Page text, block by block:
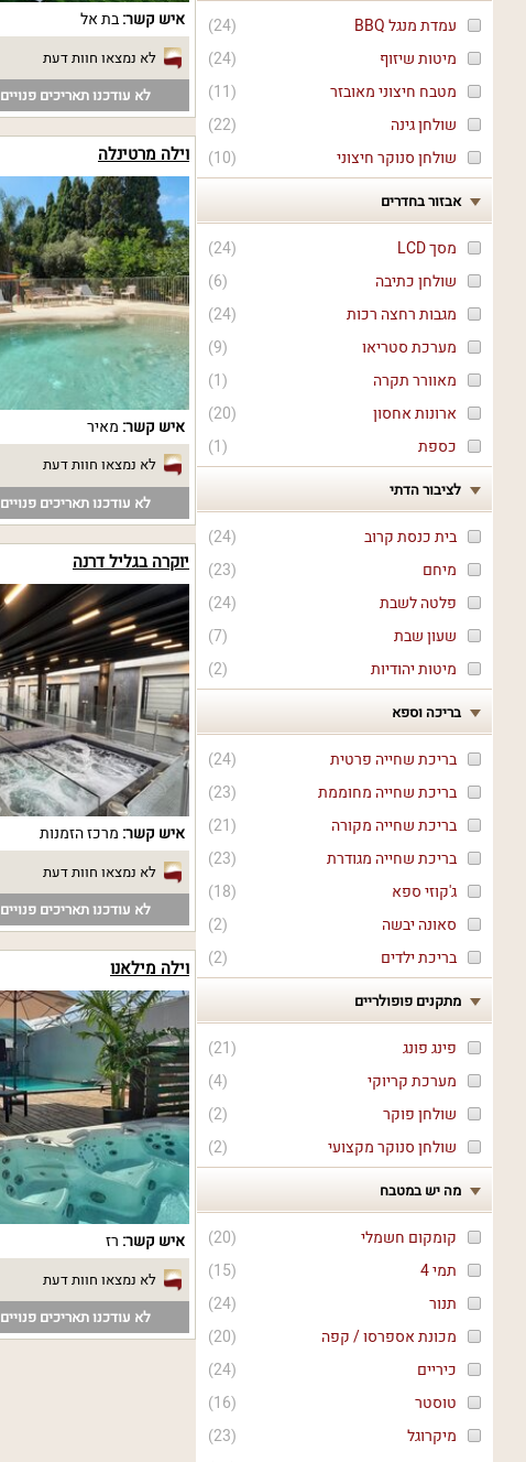
(
24
)
עמדת מנגל BBQ
(
24
)
מיטות שיזוף
(
11
)
מטבח חיצוני מאובזר
(
22
)
שולחן גינה
(
10
) שולחן סנוקר חיצוני
אבזור בחדרים
(
24
)
מסך LCD
(
6
)
שולחן כתיבה
(
24
)
מגבות רחצה רכות
(
9
)
מערכת סטריאו
(
1
)
מאוורר תקרה
(
20
)
ארונות אחסון
(
1
) כספת
לציבור הדתי
(
24
)
בית כנסת קרוב
(
23
)
מיחם
(
24
)
פלטה לשבת
(
7
)
שעון שבת
(
2
) מיטות יהודיות
בריכה וספא
(
24
)
בריכת שחייה פרטית
(
23
)
בריכת שחייה מחוממת
(
21
)
בריכת שחייה מקורה
(
23
)
בריכת שחייה מגודרת
(
18
)
ג'קוזי ספא
(
2
)
סאונה יבשה
(
2
) בריכת ילדים
מתקנים פופולריים
(
21
)
פינג פונג
(
4
)
מערכת קריוקי
(
2
)
שולחן פוקר
(
2
) שולחן סנוקר מקצועי
מה יש במטבח
(
20
)
קומקום חשמלי
(
15
)
תמי 4
(
24
)
תנור
(
20
)
מכונת אספרסו / קפה
(
24
)
כיריים
(
16
)
טוסטר
(
23
)
מיקרוגל
איש קשר:בת אל
לא נמצאו חוות דעת
לא עודכנו תאריכים פנויים
וילה מרטינלה
איש קשר: מאיר
לא נמצאו חוות דעת
לא עודכנו תאריכים פנויים
יוקרה בגליל דרנה
איש קשר: מרכז הזמנות
לא נמצאו חוות דעת
לא עודכנו תאריכים פנויים
וילה מילאנו
איש קשר: רז
לא נמצאו חוות דעת
לא עודכנו תאריכים פנויים